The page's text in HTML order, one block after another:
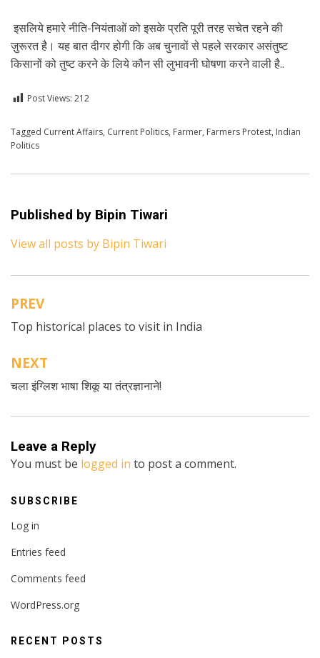
इसलिये हमारे नीति-नियंताओं को इसके प्रति पूरी तरह सचेत रहने की
ज़ुरूरत है। यह बात दीगर होगी कि अब चुनावों से पहले सरकार असंतुष्ट
किसानों को तुष्ट करने के लिये कौन सी लुभावनी घोषणा करने वाली है..
Post Views: 212
Posted inHindi
Tagged Current Affairs, Current Politics, Farmer, Farmers Protest, Indian
Politics
Published by Bipin Tiwari
View all posts by Bipin Tiwari
Post
navigation
PREV
Top historical places to visit in India
NEXT
चला इंग्लिश भाषा शिकू या तंत्रज्ञानाने!
Leave a Reply
You must be logged in to post a comment.
SUBSCRIBE
Log in
Entries feed
Comments feed
WordPress.org
RECENT POSTS